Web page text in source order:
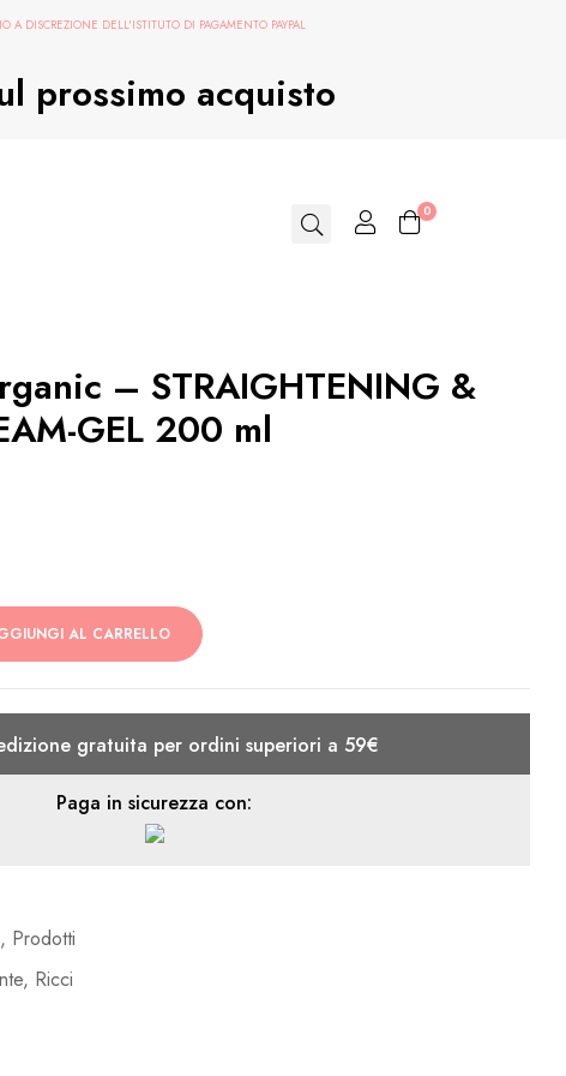
A DISCREZIONE DELL'ISTITUTO DI PAGAMENTO PAYPAL
prossimo acquisto
0
– STRAIGHTENING &
GEL 200 ml
AL CARRELLO
gratuita per ordini superiori a 59€
Paga in sicurezza con:
, Prodotti
, Ricci